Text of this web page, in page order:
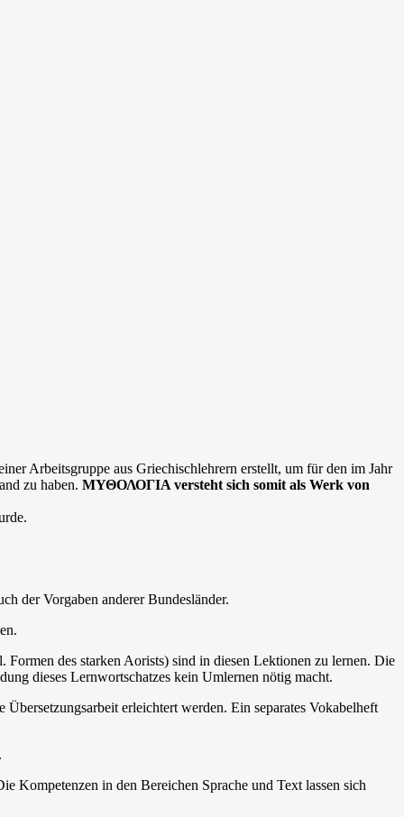
Arbeitsgruppe aus Griechischlehrern erstellt, um für den im Jahr
zu haben. MΥΘΟΛΟΓΙΑ versteht sich somit als Werk von
der Vorgaben anderer Bundesländer.
des starken Aorists) sind in diesen Lektionen zu lernen. Die
dieses Lernwortschatzes kein Umlernen nötig macht.
erleichtert werden. Ein separates Vokabelheft
Kompetenzen in den Bereichen Sprache und Text lassen sich